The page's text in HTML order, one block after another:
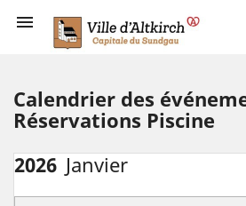

Calendrier des
Réservations Piscine
2026 Janvier